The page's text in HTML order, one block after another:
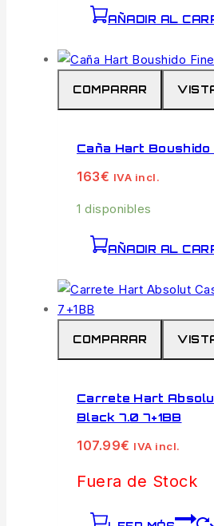
AÑADIR AL
COMPARAR
Caña Hart Boushido
163€ IVA incl.
1 disponibles
AÑADIR AL
COMPARAR
Carrete Hart
Black 7.0 7+1BB
107.99€ IVA incl.
Fuera de Stock